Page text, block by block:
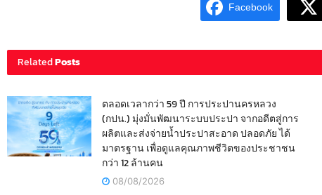
Facebook
RelatedPosts
ตลอดเวลากว่า 59 ปี การประปานครหลวง
(กปน.) มุ่งมั่นพัฒนาระบบประปา จากอดีตสู่การ
ผลิตและส่งจ่ายน้ำประปาสะอาด ปลอดภัย ได้
มาตรฐาน เพื่อดูแลคุณภาพชีวิตของประชาชน
กว่า 12 ล้านคน
08/08/2026